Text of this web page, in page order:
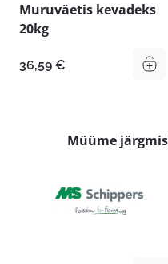
Muruväetis kevadeks
20kg
36,59 €
Müüme